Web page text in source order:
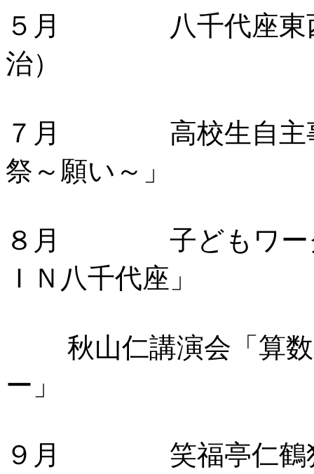
５月 八千代座東西
治）
７月 高校生自主事
祭～願い～」
８月 子どもワーク
ＩＮ八千代座」
秋山仁講演会「算数
ー」
９月 笑福亭仁鶴独